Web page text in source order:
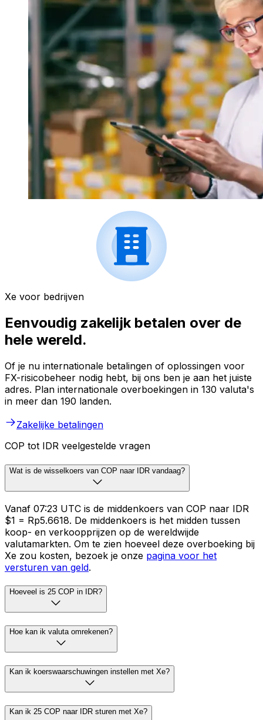
Xe voor bedrijven
Eenvoudig zakelijk betalen over de
hele wereld.
Of je nu internationale betalingen of oplossingen voor
FX-risicobeheer nodig hebt, bij ons ben je aan het juiste
adres. Plan internationale overboekingen in 130 valuta's
in meer dan 190 landen.
Zakelijke betalingen
COP tot IDR veelgestelde vragen
Wat is de wisselkoers van COP naar IDR vandaag?
Vanaf 07:23 UTC is de middenkoers van COP naar IDR
$1 = Rp5.6618. De middenkoers is het midden tussen
koop- en verkoopprijzen op de wereldwijde
valutamarkten. Om te zien hoeveel deze overboeking bij
Xe zou kosten, bezoek je onze pagina voor het
versturen van geld.
Hoeveel is 25 COP in IDR?
Hoe kan ik valuta omrekenen?
Kan ik koerswaarschuwingen instellen met Xe?
Kan ik 25 COP naar IDR sturen met Xe?